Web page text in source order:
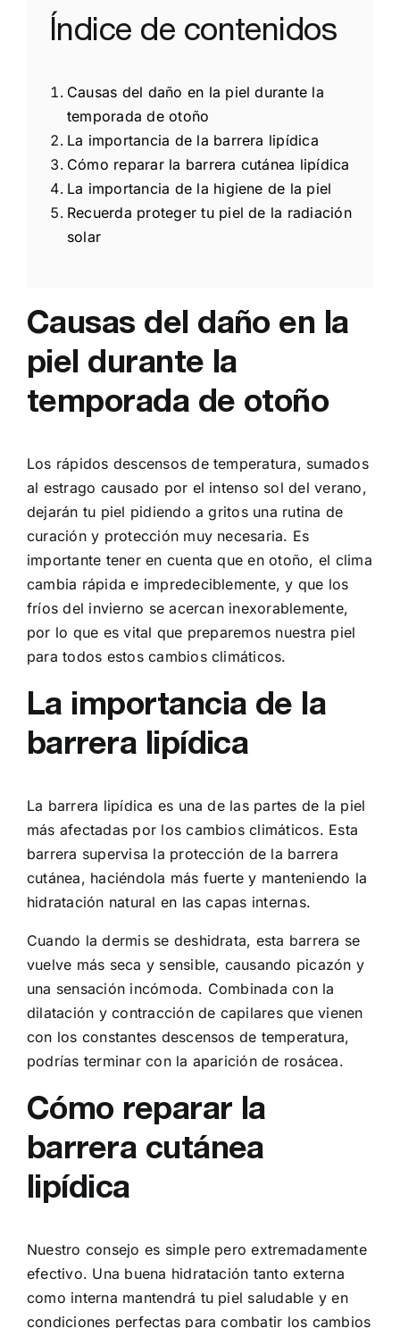
Índice de contenidos
Causas del daño en la piel durante la
temporada de otoño
La importancia de la barrera lipídica
Cómo reparar la barrera cutánea lipídica
La importancia de la higiene de la piel
Recuerda proteger tu piel de la radiación
solar
Causas del daño en la
piel durante la
temporada de otoño
Los rápidos descensos de temperatura, sumados
al estrago causado por el intenso sol del verano,
dejarán tu piel pidiendo a gritos una rutina de
curación y protección muy necesaria. Es
importante tener en cuenta que en otoño, el clima
cambia rápida e impredeciblemente, y que los
fríos del invierno se acercan inexorablemente,
por lo que es vital que preparemos nuestra piel
para todos estos cambios climáticos.
La importancia de la
barrera lipídica
La barrera lipídica es una de las partes de la piel
más afectadas por los cambios climáticos. Esta
barrera supervisa la protección de la barrera
cutánea, haciéndola más fuerte y manteniendo la
hidratación natural en las capas internas.
Cuando la dermis se deshidrata, esta barrera se
vuelve más seca y sensible, causando picazón y
una sensación incómoda. Combinada con la
dilatación y contracción de capilares que vienen
con los constantes descensos de temperatura,
podrías terminar con la aparición de rosácea.
Cómo reparar la
barrera cutánea
lipídica
Nuestro consejo es simple pero extremadamente
efectivo. Una buena hidratación tanto externa
como interna mantendrá tu piel saludable y en
condiciones perfectas para combatir los cambios